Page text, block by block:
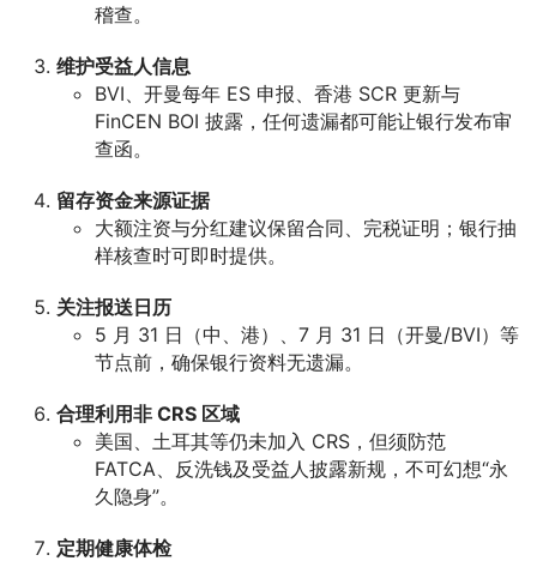
稽查。
维护受益人信息
BVI、开曼每年 ES 申报、香港 SCR 更新与
FinCEN BOI 披露，任何遗漏都可能让银行发布审
查函。
留存资金来源证据
大额注资与分红建议保留合同、完税证明；银行抽
样核查时可即时提供。
关注报送日历
5 月 31 日（中、港）、7 月 31 日（开曼/BVI）等
节点前，确保银行资料无遗漏。
合理利用非 CRS 区域
美国、土耳其等仍未加入 CRS，但须防范
FATCA、反洗钱及受益人披露新规，不可幻想“永
久隐身”。
定期健康体检